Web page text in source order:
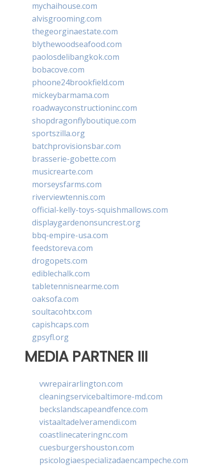
mychaihouse.com
alvisgrooming.com
thegeorginaestate.com
blythewoodseafood.com
paolosdelibangkok.com
bobacove.com
phoone24brookfield.com
mickeybarmama.com
roadwayconstructioninc.com
shopdragonflyboutique.com
sportszilla.org
batchprovisionsbar.com
brasserie-gobette.com
musicrearte.com
morseysfarms.com
riverviewtennis.com
official-kelly-toys-squishmallows.com
displaygardenonsuncrest.org
bbq-empire-usa.com
feedstoreva.com
drogopets.com
ediblechalk.com
tabletennisnearme.com
oaksofa.com
soultacohtx.com
capishcaps.com
gpsyfl.org
MEDIA PARTNER III
vwrepairarlington.com
cleaningservicebaltimore-md.com
beckslandscapeandfence.com
vistaaltadelveramendi.com
coastlinecateringnc.com
cuesburgershouston.com
psicologiaespecializadaencampeche.com